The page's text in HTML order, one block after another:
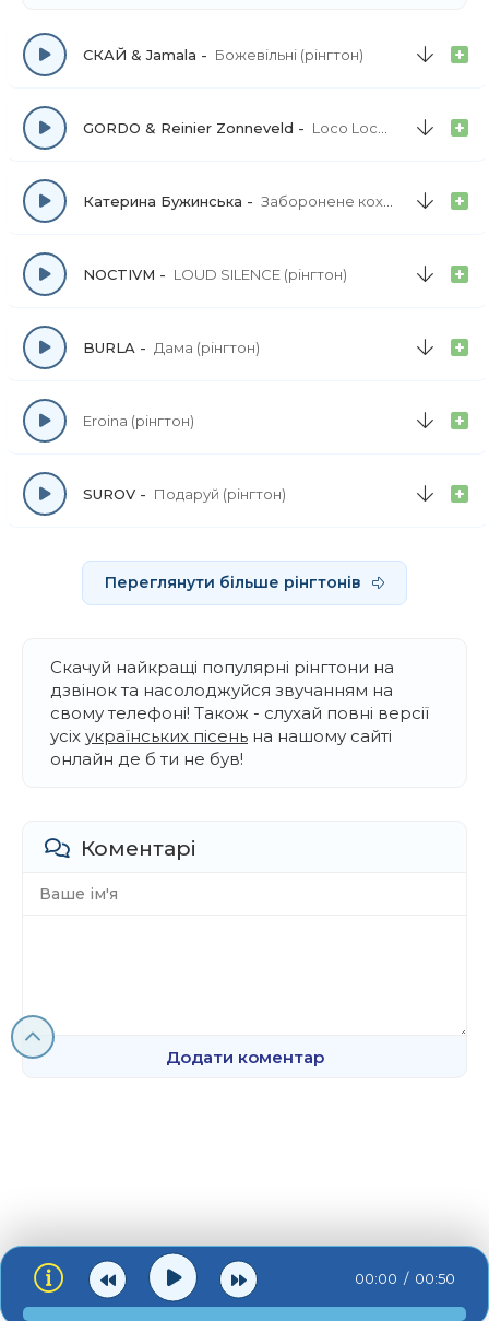
СКАЙ & Jamala Божевільні (рінгтон)
GORDO & Reinier Zonneveld Loco Loco (рінгтон)
Катерина Бужинська Заборонене кохання (рінгтон)
NOCTIVM LOUD SILENCE (рінгтон)
BURLA Дама (рінгтон)
Eroina (рінгтон)
SUROV Подаруй (рінгтон)
Переглянути більше рінгтонів
Скачуй найкращі популярні рінгтони на
дзвінок та насолоджуйся звучанням на
свому телефоні! Також - слухай повні версії
усіх українських пісень на нашому сайті
онлайн де б ти не був!
Коментарі
Додати коментар
00:00 00:50